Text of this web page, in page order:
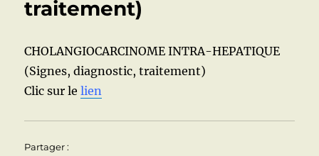
le
https://www.slideshare.net/
polypes-
et-
traitement)
CHOLANGIOCARCINOME INTRA-HEPATIQUE
(Signes, diagnostic, traitement)
Clic sur lelien
Partager :